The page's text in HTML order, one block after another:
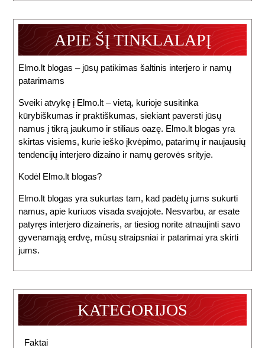
APIE ŠĮ TINKLALAPĮ
Elmo.lt blogas – jūsų patikimas šaltinis interjero ir namų
patarimams
Sveiki atvykę į Elmo.lt – vietą, kurioje susitinka
kūrybiškumas ir praktiškumas, siekiant paversti jūsų
namus į tikrą jaukumo ir stiliaus oazę. Elmo.lt blogas yra
skirtas visiems, kurie ieško įkvėpimo, patarimų ir naujausių
tendencijų interjero dizaino ir namų gerovės srityje.
Kodėl Elmo.lt blogas?
Elmo.lt blogas yra sukurtas tam, kad padėtų jums sukurti
namus, apie kuriuos visada svajojote. Nesvarbu, ar esate
patyręs interjero dizaineris, ar tiesiog norite atnaujinti savo
gyvenamąją erdvę, mūsų straipsniai ir patarimai yra skirti
jums.
KATEGORIJOS
Faktai